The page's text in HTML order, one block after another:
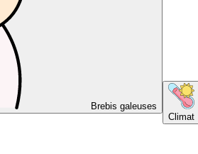
Brebis galeuses
Climat